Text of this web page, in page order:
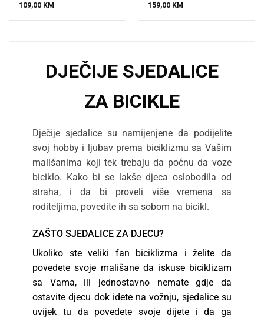
109,00 KM 159,00 KM
DJEČIJE SJEDALICE
ZA BICIKLE
Dječije sjedalice su namijenjene da podijelite
svoj hobby i ljubav prema biciklizmu sa Vašim
mališanima koji tek trebaju da počnu da voze
biciklo. Kako bi se lakše djeca oslobodila od
straha, i da bi proveli više vremena sa
roditeljima, povedite ih sa sobom na bicikl.
ZAŠTO SJEDALICE ZA DJECU?
Ukoliko ste veliki fan biciklizma i želite da
povedete svoje mališane da iskuse biciklizam
sa Vama, ili jednostavno nemate gdje da
ostavite djecu dok idete na vožnju, sjedalice su
uvijek tu da povedete svoje dijete i da ga